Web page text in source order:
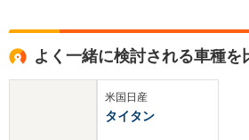
よく一緒に検討される車種を
米国日産
タイタン